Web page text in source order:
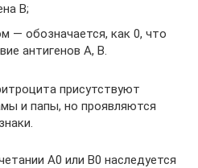
B;
— обозначается, как 0, что
антигенов A, B.
присутствуют
и папы, но проявляются
A0 или B0 наследуется